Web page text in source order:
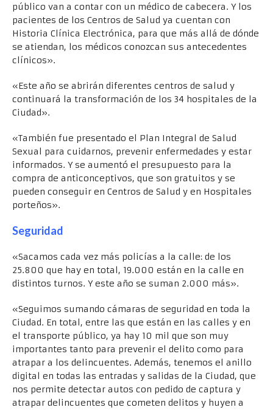
público van a contar con un médico de cabecera. Y los
pacientes de los Centros de Salud ya cuentan con
Historia Clínica Electrónica, para que más allá de dónde
se atiendan, los médicos conozcan sus antecedentes
clínicos».
«Este año se abrirán diferentes centros de salud y
continuará la transformación de los 34 hospitales de la
Ciudad».
«También fue presentado el Plan Integral de Salud
Sexual para cuidarnos, prevenir enfermedades y estar
informados. Y se aumentó el presupuesto para la
compra de anticonceptivos, que son gratuitos y se
pueden conseguir en Centros de Salud y en Hospitales
porteños».
Seguridad
«Sacamos cada vez más policías a la calle: de los
25.800 que hay en total, 19.000 están en la calle en
distintos turnos. Y este año se suman 2.000 más».
«Seguimos sumando cámaras de seguridad en toda la
Ciudad. En total, entre las que están en las calles y en
el transporte público, ya hay 10 mil que son muy
importantes tanto para prevenir el delito como para
atrapar a los delincuentes. Además, tenemos el anillo
digital en todas las entradas y salidas de la Ciudad, que
nos permite detectar autos con pedido de captura y
atrapar delincuentes que cometen delitos y huyen a